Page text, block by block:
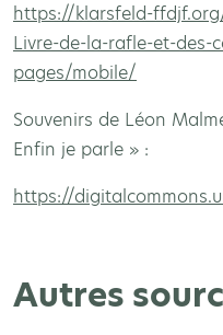
https://klarsfeld-
Livre-de-la-rafle-et-des-
pages/mobile/
Souvenirs de Léon
Enfin je parle » :
https://
Autres